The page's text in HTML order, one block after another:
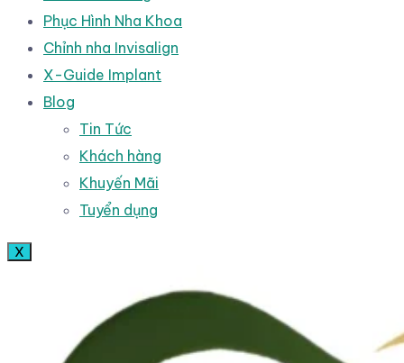
Phục Hình Nha Khoa
Chỉnh nha Invisalign
X-Guide Implant
Blog
Tin Tức
Khách hàng
Khuyến Mãi
Tuyển dụng
X